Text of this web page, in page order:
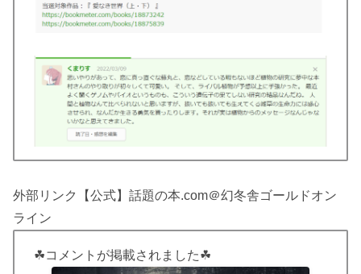
外部リンク【公式】話題の本.com＠幻冬舎ゴールドオン
ライン
☘コメントが掲載されました☘